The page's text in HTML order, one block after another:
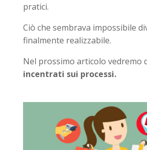
pratici.
Ciò che sembrava impossibile
finalmente realizzabile.
Nel prossimo articolo vedremo
incentrati sui processi.